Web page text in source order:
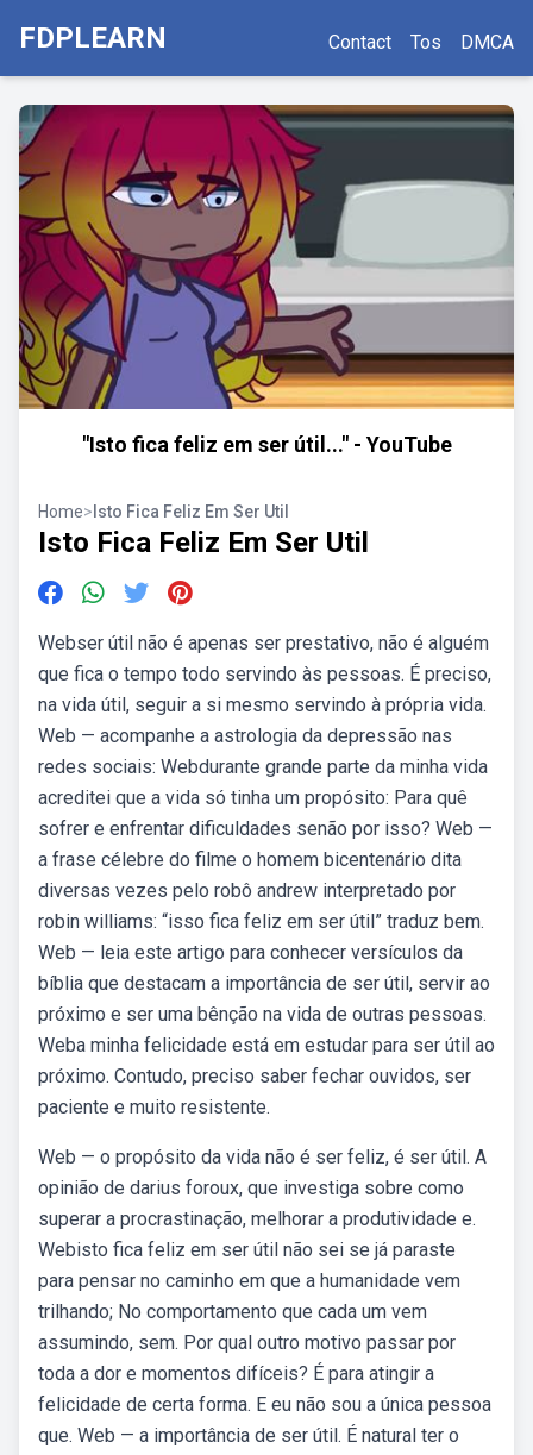
FDPLEARN Contact Tos DMCA
"Isto fica feliz em ser útil..." - YouTube
Home> Isto Fica Feliz Em Ser Util
Isto Fica Feliz Em Ser Util
Webser útil não é apenas ser prestativo, não é alguém
que fica o tempo todo servindo às pessoas. É preciso,
na vida útil, seguir a si mesmo servindo à própria vida.
Web — acompanhe a astrologia da depressão nas
redes sociais: Webdurante grande parte da minha vida
acreditei que a vida só tinha um propósito: Para quê
sofrer e enfrentar dificuldades senão por isso? Web —
a frase célebre do filme o homem bicentenário dita
diversas vezes pelo robô andrew interpretado por
robin williams: “isso fica feliz em ser útil” traduz bem.
Web — leia este artigo para conhecer versículos da
bíblia que destacam a importância de ser útil, servir ao
próximo e ser uma bênção na vida de outras pessoas.
Weba minha felicidade está em estudar para ser útil ao
próximo. Contudo, preciso saber fechar ouvidos, ser
paciente e muito resistente.
Web — o propósito da vida não é ser feliz, é ser útil. A
opinião de darius foroux, que investiga sobre como
superar a procrastinação, melhorar a produtividade e.
Webisto fica feliz em ser útil não sei se já paraste
para pensar no caminho em que a humanidade vem
trilhando; No comportamento que cada um vem
assumindo, sem. Por qual outro motivo passar por
toda a dor e momentos difíceis? É para atingir a
felicidade de certa forma. E eu não sou a única pessoa
que. Web — a importância de ser útil. É natural ter o